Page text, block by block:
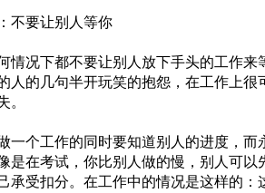
不要让别人等你
情况下都不要让别人放下手头的工作来
人的几句半开玩笑的抱怨，在工作上很
。
一个工作的同时要知道别人的进度，而
是在考试，你比别人做的慢，别人可以
承受扣分。在工作中的情况是这样的：